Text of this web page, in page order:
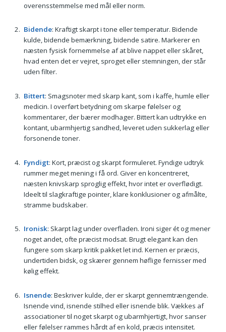
overensstemmelse med mål eller norm.
Bidende: Kraftigt skarpt i tone eller temperatur. Bidende
kulde, bidende bemærkning, bidende satire. Markerer en
næsten fysisk fornemmelse af at blive nappet eller skåret,
hvad enten det er vejret, sproget eller stemningen, der står
uden filter.
Bittert: Smagsnoter med skarp kant, som i kaffe, humle eller
medicin. I overført betydning om skarpe følelser og
kommentarer, der bærer modhager. Bittert kan udtrykke en
kontant, ubarmhjertig sandhed, leveret uden sukkerlag eller
forsonende toner.
Fyndigt: Kort, præcist og skarpt formuleret. Fyndige udtryk
rummer meget mening i få ord. Giver en koncentreret,
næsten knivskarp sproglig effekt, hvor intet er overflødigt.
Ideelt til slagkraftige pointer, klare konklusioner og afmålte,
stramme budskaber.
Ironisk: Skarpt lag under overfladen. Ironi siger ét og mener
noget andet, ofte præcist modsat. Brugt elegant kan den
fungere som skarp kritik pakket let ind. Kernen er præcis,
undertiden bidsk, og skærer gennem høflige fernisser med
kølig effekt.
Isnende: Beskriver kulde, der er skarpt gennemtrængende.
Isnende vind, isnende stilhed eller isnende blik. Vækkes af
associationer til noget skarpt og ubarmhjertigt, hvor sanser
eller følelser rammes hårdt af en kold, præcis intensitet.